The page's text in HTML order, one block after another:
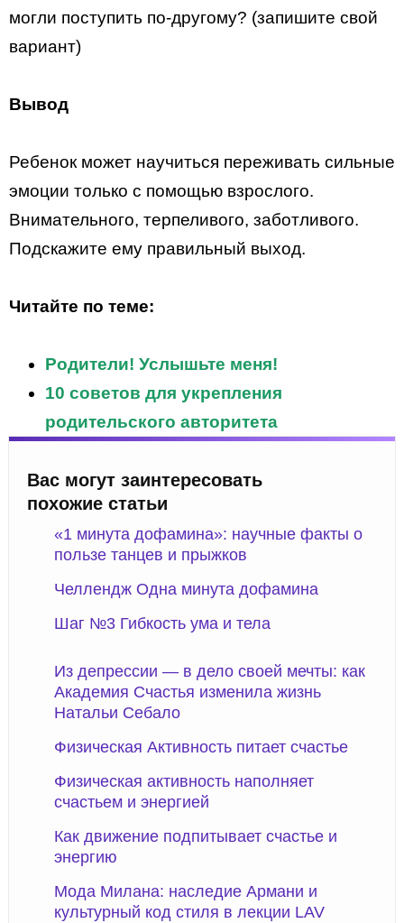
могли поступить по-другому? (запишите свой
вариант)
Вывод
Ребенок может научиться переживать сильные
эмоции только с помощью взрослого.
Внимательного, терпеливого, заботливого.
Подскажите ему правильный выход.
Читайте по теме:
Родители! Услышьте меня!
10 советов для укрепления
родительского авторитета
Вас могут заинтересовать
похожие статьи
«1 минута дофамина»: научные факты о
пользе танцев и прыжков
Челлендж Одна минута дофамина
Шаг №3 Гибкость ума и тела
Из депрессии — в дело своей мечты: как
Академия Счастья изменила жизнь
Натальи Себало
Физическая Активность питает счастье
Физическая активность наполняет
счастьем и энергией
Как движение подпитывает счастье и
энергию
Мода Милана: наследие Армани и
культурный код стиля в лекции LAV